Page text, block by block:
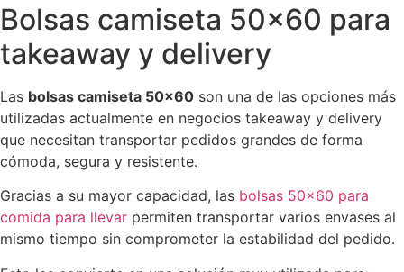
Bolsas camiseta 50×60 para
takeaway y delivery
Las bolsas camiseta 50×60 son una de las opciones más
utilizadas actualmente en negocios takeaway y delivery
que necesitan transportar pedidos grandes de forma
cómoda, segura y resistente.
Gracias a su mayor capacidad, las bolsas 50×60 para
comida para llevar permiten transportar varios envases al
mismo tiempo sin comprometer la estabilidad del pedido.